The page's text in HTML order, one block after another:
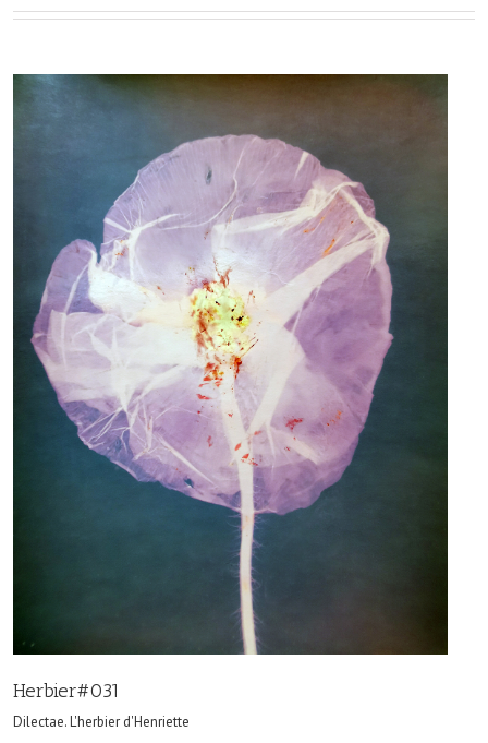
Herbier#031
Dilectae. L'herbier d'Henriette